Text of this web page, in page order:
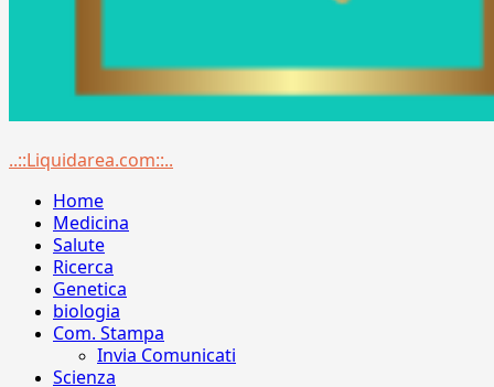
Menu
..::Liquidarea.com::..
Home
Medicina
Salute
Ricerca
Genetica
biologia
Com. Stampa
Invia Comunicati
Scienza